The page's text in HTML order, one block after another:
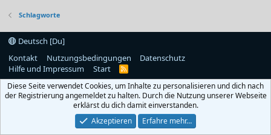
Schlagworte
Deutsch [Du]
Kontakt
Nutzungsbedingungen
Datenschutz
Hilfe und Impressum
Start
R
S
Diese Seite verwendet Cookies, um Inhalte zu personalisieren und dich nach
der Registrierung angemeldet zu halten. Durch die Nutzung unserer Webseite
erklärst du dich damit einverstanden.
Akzeptieren
Erfahre mehr…